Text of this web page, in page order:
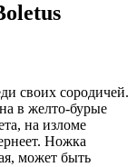
своих сородичей.
в желто-бурые
на изломе
Ножка
может быть